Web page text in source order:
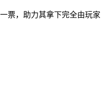
票，助力其拿下完全由玩家